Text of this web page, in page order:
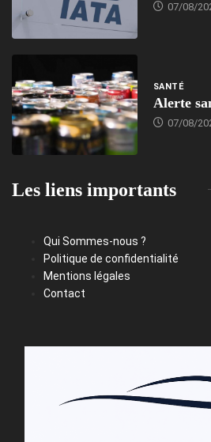
07/08/
SANTÉ
Alerte
07/08/
Les liens importants
Qui Sommes-nous ?
Politique de confidentialité
Mentions légales
Contact